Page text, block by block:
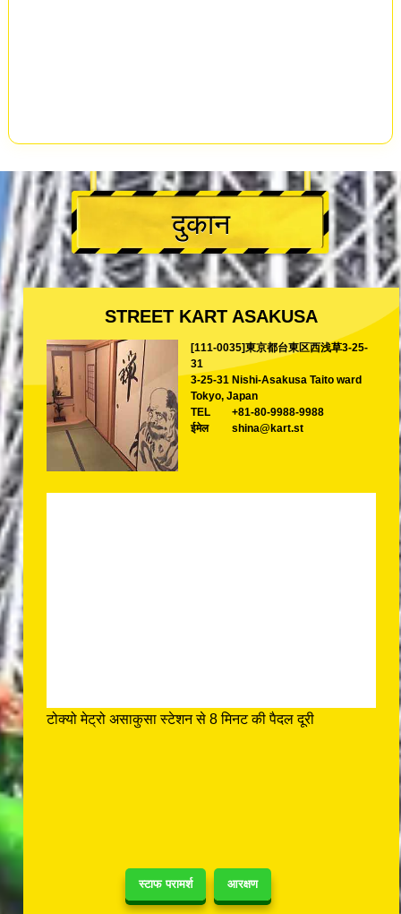
स्टाफ परामर्श आरक्षण
दुकान
STREET KART ASAKUSA
[111-0035]東京都台東区西浅草3-25-
31
3-25-31 Nishi-Asakusa Taito ward
Tokyo, Japan
TEL
+81-80-9988-9988
ईमेल
shina@kart.st
टोक्यो मेट्रो असाकुसा स्टेशन से 8 मिनट की पैदल दूरी